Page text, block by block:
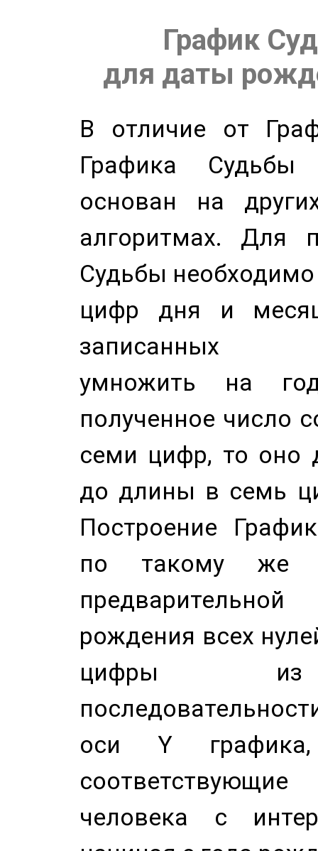
График
для даты
В отличие от
Графика
основан на
алгоритмах. Для
Судьбы
цифр дня и
записанных
умножить на
полученное число
семи цифр, то оно
до длины в семь
Построение
по такому же
рождения всех
цифры из
оси Y
человека с